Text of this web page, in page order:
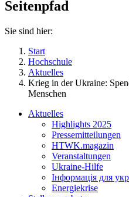
Seitenpfad
Sie sind hier:
Start
Hochschule
Aktuelles
Krieg in der Ukraine:
Menschen
Aktuelles
Highlights 2025
Pressemitteilungen
HTWK.magazin
Veranstaltungen
Ukraine-Hilfe
Інформація для
Energiekrise